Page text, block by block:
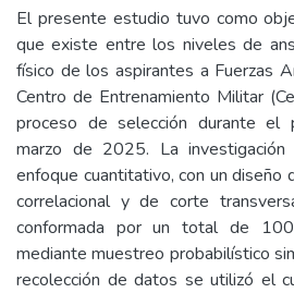
El presente estudio tuvo como
que existe entre los niveles de
físico de los aspirantes a Fuerzas
Centro de Entrenamiento Militar
proceso de selección durante el
marzo de 2025. La
enfoque cuantitativo, con un diseño
correlacional y de corte
conformada por un total de
mediante muestreo probabilístico
recolección de datos se utilizó el